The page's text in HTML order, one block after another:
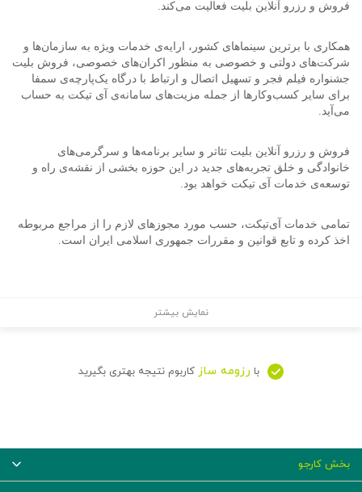
فروش و رزرو آنلاین بلیت فعالیت می‌کند.
همکاری با برترین سینماهای کشور، ارایه‌ی خدمات ویژه به سازمان‌ها و
شرکت‌های دولتی و خصوصی به منظور اکران‌های خصوصی، فروش بلیت
جشنواره فیلم فجر و تسهیل اتصال و ارتباط با درگاه یک‌پارچه‌ی سمفا
برای سایر کسب‌وکارها از جمله مزیت‌های سامانه‌ی آی تیکت به حساب
می‌آید.
فروش و رزرو آنلاین بلیت تئاتر و سایر برنامه‌ها و سرگرمی‌های
خانوادگی و خلق تجربه‌های جدید در این حوزه بخشی از نقشه‌ی راه و
توسعه‌ی خدمات آی تیکت خواهد بود.
تمامی خدمات آی‌تیکت، حسب مورد مجوزهای لازم را از مراجع مربوطه
اخذ کرده‌ و تابع قوانین و مقررات جمهوری اسلامی ایران است.
نمایش بیشتر
با رزومه ساز کاربوم نتیجه بهتری بگیرید
بخش کارجو